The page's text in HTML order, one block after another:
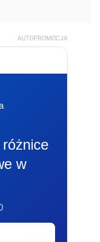
AUTOPROMOCJA
w